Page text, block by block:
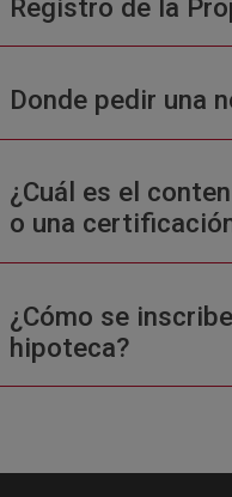
Registro de la
Donde pedir una
¿Cuál es el
o una
¿Cómo se
hipoteca?